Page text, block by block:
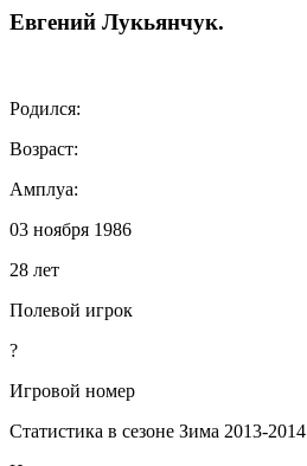
Евгений Лукьянчук.
Родился:
Возраст:
Амплуа:
03 ноября 1986
28 лет
Полевой игрок
?
Игровой номер
Статистика в сезоне Зима 2013-2014